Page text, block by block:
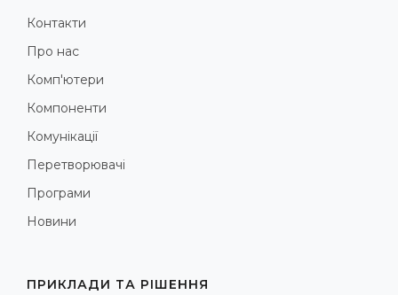
Контакти
Про нас
Комп'ютери
Компоненти
Комунікації
Перетворювачі
Програми
Новини
ПРИКЛАДИ ТА РІШЕННЯ